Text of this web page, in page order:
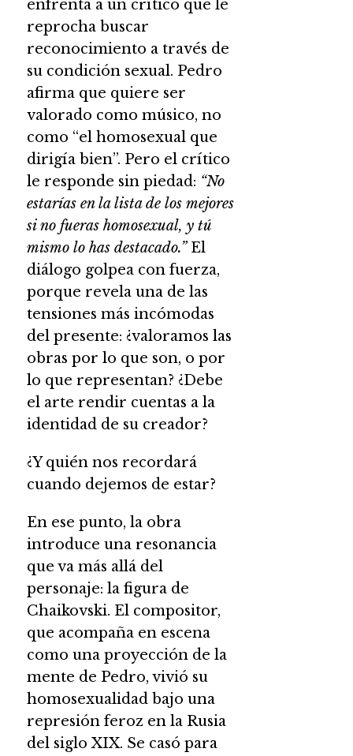
enfrenta a un crítico que le
reprocha buscar
reconocimiento a través de
su condición sexual. Pedro
afirma que quiere ser
valorado como músico, no
como “el homosexual que
dirigía bien”. Pero el crítico
le responde sin piedad: “No
estarías en la lista de los mejores
si no fueras homosexual, y tú
mismo lo has destacado.”El
diálogo golpea con fuerza,
porque revela una de las
tensiones más incómodas
del presente: ¿valoramos las
obras por lo que son, o por
lo que representan? ¿Debe
el arte rendir cuentas a la
identidad de su creador?
¿Y quién nos recordará
cuando dejemos de estar?
En ese punto, la obra
introduce una resonancia
que va más allá del
personaje: la figura de
Chaikovski. El compositor,
que acompaña en escena
como una proyección de la
mente de Pedro, vivió su
homosexualidad bajo una
represión feroz en la Rusia
del siglo XIX. Se casó para